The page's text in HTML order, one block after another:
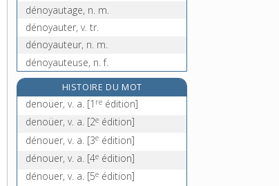
dénoyautage, n. m.
dénoyauter, v. tr.
dénoyauteur, n. m.
dénoyauteuse, n. f.
denrée, n. f.
dense, adj.
densimètre, n. m.
HISTOIRE DU MOT
denoüer, v. a. [1 re édition]
denoüer, v. a. [2e édition]
dénouer, v. a. [3e édition]
dénouer, v. a. [4e édition]
dénouer, v. a. [5e édition]